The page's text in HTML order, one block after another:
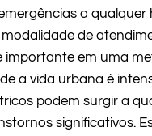
a qualquer
modalidade de
importante em uma
a vida urbana é
podem surgir a
significativos.